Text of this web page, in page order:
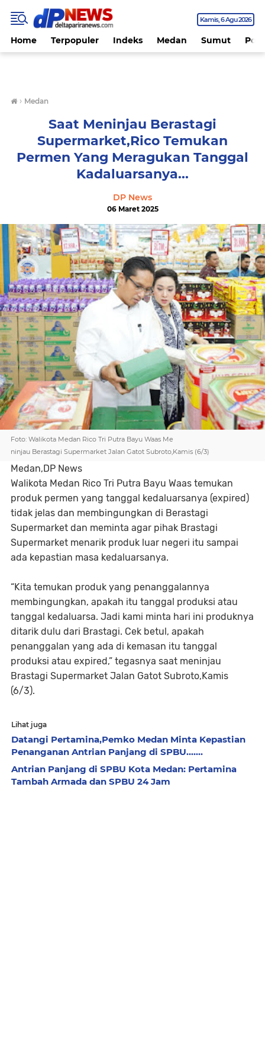
Kamis 6 Agu 2026
Home Terpopuler Indeks Medan Sumut
› Medan
Saat Meninjau Berastagi
Supermarket,Rico Temukan
Permen Yang Meragukan Tanggal
Kadaluarsanya...
DP News
06 Maret 2025
Foto: Walikota Medan Rico Tri Putra Bayu Waas Me
ninjau Berastagi Supermarket Jalan Gatot Subroto,Kamis (6/3)
Medan,DP News
Walikota Medan Rico Tri Putra Bayu Waas temukan
produk permen yang tanggal kedaluarsanya (expired)
tidak jelas dan membingungkan di Berastagi
Supermarket dan meminta agar pihak Brastagi
Supermarket menarik produk luar negeri itu sampai
ada kepastian masa kedaluarsanya.
“Kita temukan produk yang penanggalannya
membingungkan, apakah itu tanggal produksi atau
tanggal kedaluarsa. Jadi kami minta hari ini produknya
ditarik dulu dari Brastagi. Cek betul, apakah
penanggalan yang ada di kemasan itu tanggal
produksi atau expired,” tegasnya saat meninjau
Brastagi Supermarket Jalan Gatot Subroto,Kamis
(6/3).
Lihat juga
Datangi Pertamina,Pemko Medan Minta Kepastian
Penanganan Antrian Panjang di SPBU.......
Antrian Panjang di SPBU Kota Medan: Pertamina
Tambah Armada dan SPBU 24 Jam